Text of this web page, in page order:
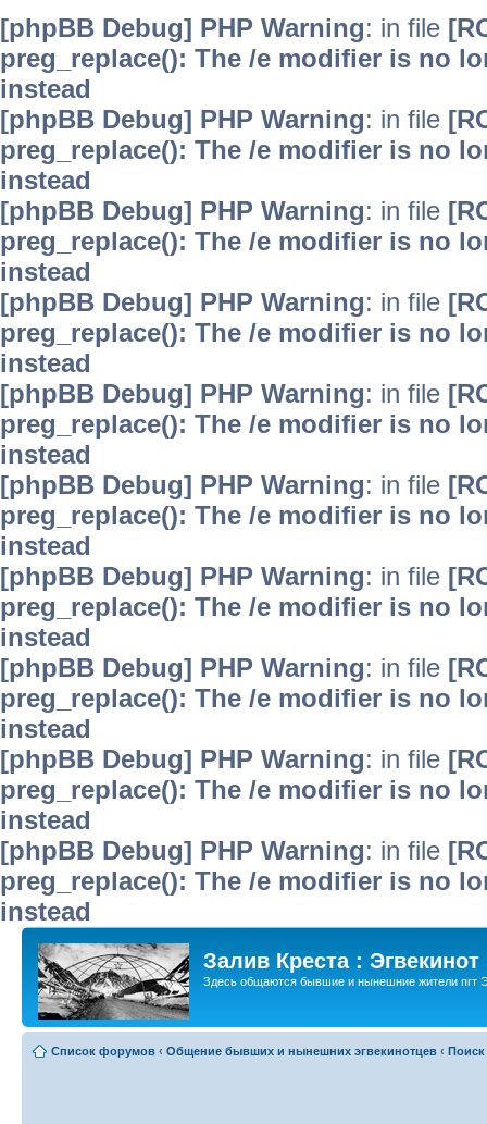
[phpBB Debug] PHP Warning: in file
preg_replace(): The /e modifier is no
instead
[phpBB Debug] PHP Warning: in file
preg_replace(): The /e modifier is no
instead
[phpBB Debug] PHP Warning: in file
preg_replace(): The /e modifier is no
instead
[phpBB Debug] PHP Warning: in file
preg_replace(): The /e modifier is no
instead
[phpBB Debug] PHP Warning: in file
preg_replace(): The /e modifier is no
instead
[phpBB Debug] PHP Warning: in file
preg_replace(): The /e modifier is no
instead
[phpBB Debug] PHP Warning: in file
preg_replace(): The /e modifier is no
instead
[phpBB Debug] PHP Warning: in file
preg_replace(): The /e modifier is no
instead
[phpBB Debug] PHP Warning: in file
preg_replace(): The /e modifier is no
instead
[phpBB Debug] PHP Warning: in file
preg_replace(): The /e modifier is no
instead
Залив Креста : Эгвекинот
Здесь общаются бывшие и нынешние жители пгт
Список форумов ‹ Общение бывших и нынешних эгвекинотцев ‹ Поиск